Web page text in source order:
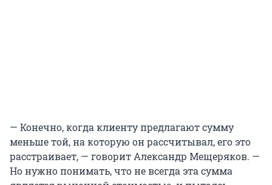
— Конечно, когда клиенту предлагают сумму
меньше той, на которую он рассчитывал, его это
расстраивает, — говорит Александр Мещеряков. —
Но нужно понимать, что не всегда эта сумма